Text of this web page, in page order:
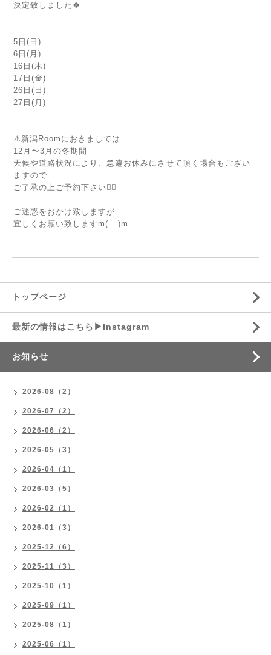
決定致しました🍀
5日(日)
6日(月)
16日(木)
17日(金)
26日(日)
27日(月)
⚠️新潟Roomにおきましては
12月〜3月の冬期間
天候や道路状況により、急遽お休みにさせて頂く場合もござい
ますので
ご了承の上ご予約下さい🙇‍♀️
ご迷惑をおかけ致しますが
宜しくお願い致しますm(__)m
トップページ
最新の情報はこちら▶︎Instagram
お知らせ
2026-08（2）
2026-07（2）
2026-06（2）
2026-05（3）
2026-04（1）
2026-03（5）
2026-02（1）
2026-01（3）
2025-12（6）
2025-11（3）
2025-10（1）
2025-09（1）
2025-08（1）
2025-06（1）